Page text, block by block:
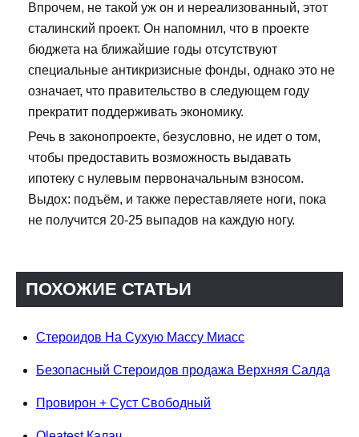
Впрочем, не такой уж он и нереализованный, этот
сталинский проект. Он напомнил, что в проекте
бюджета на ближайшие годы отсутствуют
специальные антикризисные фонды, однако это не
означает, что правительство в следующем году
прекратит поддерживать экономику.
Речь в законопроекте, безусловно, не идет о том,
чтобы предоставить возможность выдавать
ипотеку с нулевым первоначальным взносом.
Выдох: подъём, и также переставляете ноги, пока
не получится 20-25 выпадов на каждую ногу.
ПОХОЖИЕ СТАТЬИ
Стероидов На Сухую Массу Миасс
Безопасный Стероидов продажа Верхняя Салда
Провирон + Суст Свободный